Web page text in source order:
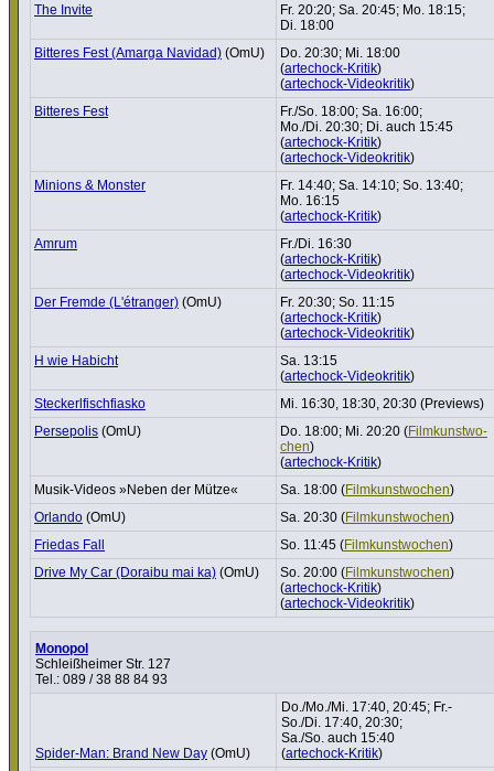
The Invite
Fr. 20:20; Sa. 20:45; Mo. 18:15;
Di. 18:00
Bitteres Fest (Amarga Navidad) (OmU)
Do. 20:30; Mi. 18:00
(artechock-Kritik)
(artechock-Videokritik)
Bitteres Fest
Fr./So. 18:00; Sa. 16:00;
Mo./Di. 20:30; Di. auch 15:45
(artechock-Kritik)
(artechock-Videokritik)
Minions & Monster
Fr. 14:40; Sa. 14:10; So. 13:40;
Mo. 16:15
(artechock-Kritik)
Amrum
Fr./Di. 16:30
(artechock-Kritik)
(artechock-Videokritik)
Der Fremde (L'étranger) (OmU)
Fr. 20:30; So. 11:15
(artechock-Kritik)
(artechock-Videokritik)
H wie Habicht
Sa. 13:15
(artechock-Videokritik)
Steckerl­fisch­fi­asko
Mi. 16:30, 18:30, 20:30 (Previews)
Perse­polis (OmU) Do. 18:00; Mi. 20:20 (Film­kunst­wo­
chen)
(artechock-Kritik)
Musik-Videos »Neben der Mütze«
Sa. 18:00 (Film­kunst­wo­chen)
Orlando (OmU) Sa. 20:30 (Film­kunst­wo­chen)
Friedas Fall
So. 11:45 (Film­kunst­wo­chen)
Drive My Car (Doraibu mai ka) (OmU) So. 20:00 (Film­kunst­wo­chen)
(artechock-Kritik)
(artechock-Videokritik)
Monopol
Schleißheimer Str. 127
Tel.: 089 / 38 88 84 93
Spider-Man: Brand New Day (OmU)
Do./Mo./Mi. 17:40, 20:45; Fr.-
So./Di. 17:40, 20:30;
Sa./So. auch 15:40
(artechock-Kritik)